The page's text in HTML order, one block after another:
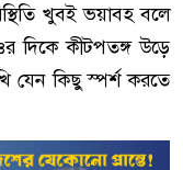
খুবই ভয়াবহ বলে
দিকে কীটপতঙ্গ উড়ে
যেন কিছু স্পর্শ করতে